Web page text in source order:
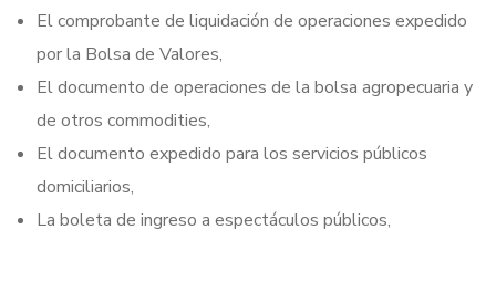
El comprobante de liquidación de operaciones expedido
por la Bolsa de Valores,
El documento de operaciones de la bolsa agropecuaria y
de otros commodities,
El documento expedido para los servicios públicos
domiciliarios,
La boleta de ingreso a espectáculos públicos,